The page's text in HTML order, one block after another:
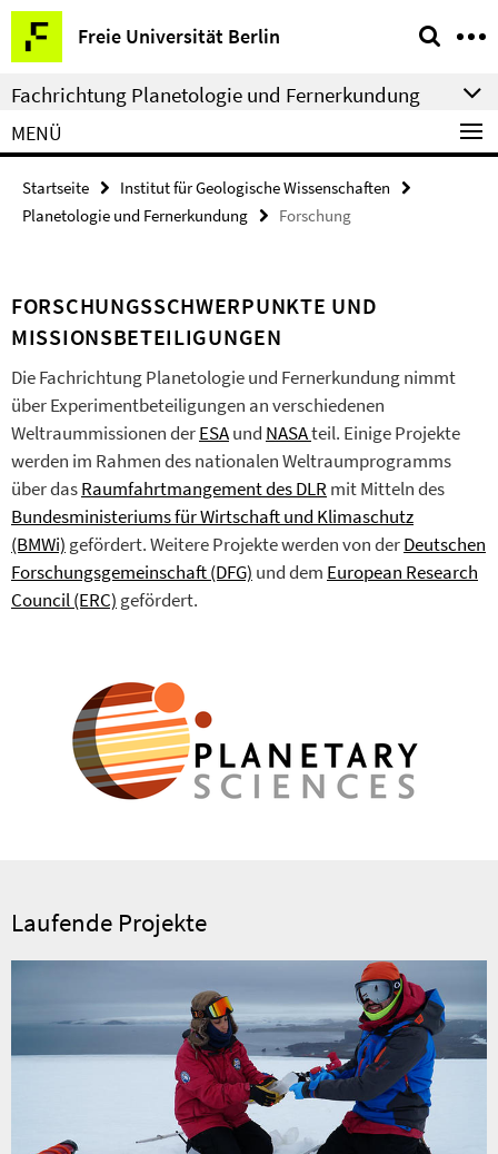
Springe
direkt
zu
Inhalt
Freie Universität Berlin
Service-
Navigation
Fachrichtung Planetologie und Fernerkundung
MENÜ
Startseite
Institut für Geologische Wissenschaften
Planetologie und Fernerkundung
Forschung
FORSCHUNGSSCHWERPUNKTE UND
MISSIONSBETEILIGUNGEN
Die Fachrichtung Planetologie und Fernerkundung nimmt
über Experimentbeteiligungen an verschiedenen
Weltraummissionen derESAund NASAteil. Einige Projekte
werden im Rahmen des nationalen Weltraumprogramms
über dasRaumfahrtmangement des DLR mit Mitteln des
Bundesministeriums für Wirtschaft und Klimaschutz
(BMWi) gefördert. Weitere Projekte werden von derDeutschen
Forschungsgemeinschaft (DFG) und dem European Research
Council (ERC) gefördert.
Laufende Projekte